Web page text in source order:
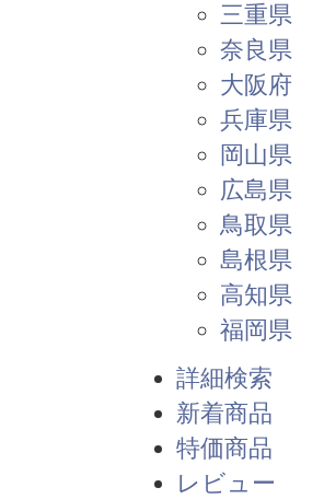
三重県
奈良県
大阪府
兵庫県
岡山県
広島県
鳥取県
島根県
高知県
福岡県
詳細検索
新着商品
特価商品
レビュー